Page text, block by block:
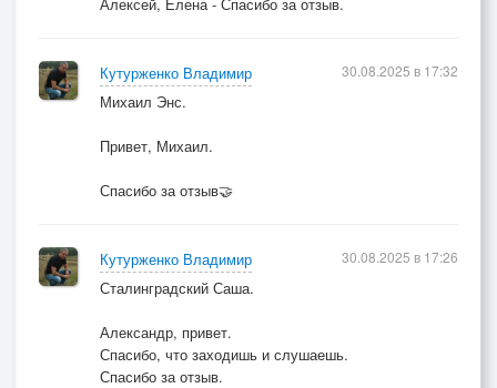
Кутурженко Владимир
Михаил Энс.
Привет, Михаил.
Спасибо за отзыв🤝
30.08.2025 в 17:32
Кутурженко Владимир
Сталинградский Саша.
Александр, привет.
Спасибо, что заходишь и слушаешь.
Спасибо за отзыв.
30.08.2025 в 17:26